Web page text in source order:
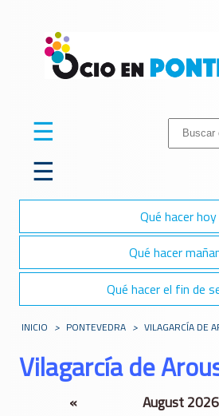
Buscar:
☰
☰
Qué hacer hoy
Qué hacer
Qué hacer el fin de
INICIO > PONTEVEDRA > VILAGARCÍ­A DE
Vilagarcí­a de
« August 2026